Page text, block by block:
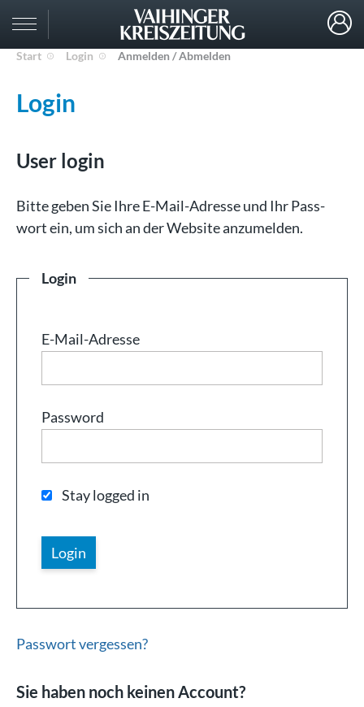
Start Login Anmelden / Abmelden
Login
User login
Bit­te ge­ben Sie Ih­re E-Mail-Adresse und Ihr Pass­
wort ein, um sich an der Web­site an­zu­mel­den.
Login
E-Mail-Adresse
Password
Stay logged in
Passwort vergessen?
Sie haben noch keinen Account?